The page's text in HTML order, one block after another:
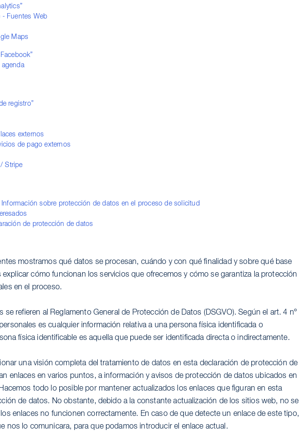
- Fuentes Web
Maps
registro”
externos
de pago externos
Stripe
sobre protección de datos en el proceso de solicitud
de protección de datos
mostramos qué datos se procesan, cuándo y con qué finalidad y sobre qué base
explicar cómo funcionan los servicios que ofrecemos y cómo se garantiza la protección
en el proceso.
se refieren al Reglamento General de Protección de Datos (DSGVO). Según el art. 4 nº
es cualquier información relativa a una persona física identificada o
física identificable es aquella que puede ser identificada directa o indirectamente.
una visión completa del tratamiento de datos en esta declaración de protección de
enlaces en varios puntos, a información y avisos de protección de datos ubicados en
todo lo posible por mantener actualizados los enlaces que figuran en esta
de datos. No obstante, debido a la constante actualización de los sitios web, no se
enlaces no funcionen correctamente. En caso de que detecte un enlace de este tipo,
nos lo comunicara, para que podamos introducir el enlace actual.